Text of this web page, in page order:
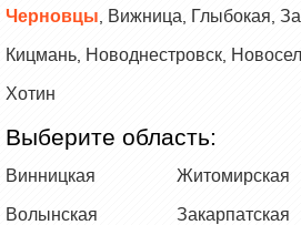
Черновцы Вижница Глыбокая
Кицмань Новоднестровск
Хотин
Выберите область:
Винницкая
Волынская
Житомирская
Закарпатская